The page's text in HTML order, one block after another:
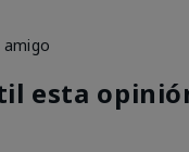
amigo
esta